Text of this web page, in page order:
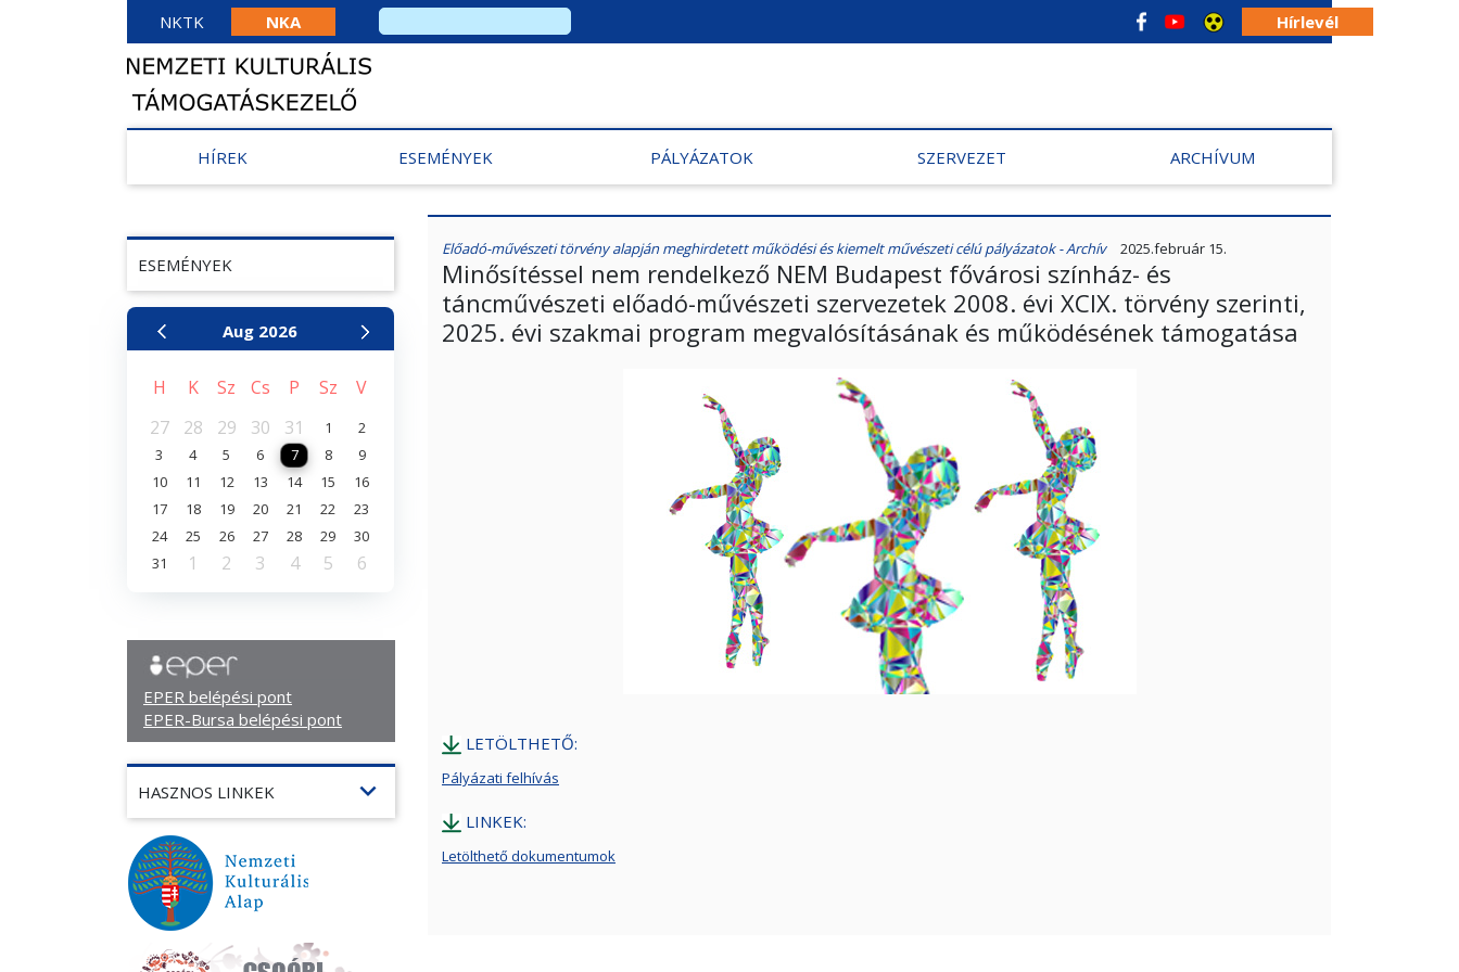
NKTK NKA Hírlevél
HÍREK ESEMÉNYEK PÁLYÁZATOK SZERVEZET ARCHÍVUM
ESEMÉNYEK
Aug 2026
H K Sz Cs P Sz
V
27
28 29 30 31 1
2
3
4 5 6 7 8
9
10
11 12 13 14 15
16
17
18 19 20 21 22
23
24
25 26 27 28 29
30
31
1 2 3 4 5 6
EPER belépési pont
EPER-Bursa belépési pont
HASZNOS LINKEK expand_more
Előadó-művészeti törvény alapján meghirdetett működési és kiemelt művészeti célú pályázatok - Archív 2025.február 15.
Minősítéssel nem rendelkező NEM Budapest fővárosi színház- és
táncművészeti előadó-művészeti szervezetek 2008. évi XCIX. törvény szerinti,
2025. évi szakmai program megvalósításának és működésének támogatása
LETÖLTHETŐ:
Pályázati felhívás
LINKEK:
Letölthető dokumentumok